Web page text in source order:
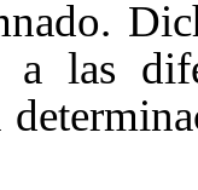
a las